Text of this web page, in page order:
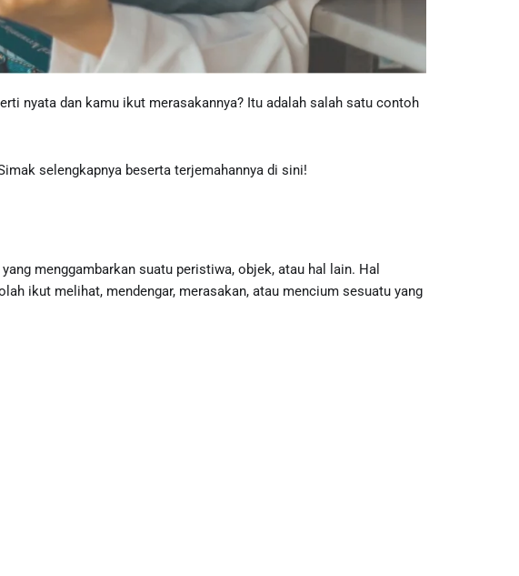
nyata dan kamu ikut merasakannya? Itu adalah salah satu contoh
selengkapnya beserta terjemahannya di sini!
menggambarkan suatu peristiwa, objek, atau hal lain. Hal
ikut melihat, mendengar, merasakan, atau mencium sesuatu yang